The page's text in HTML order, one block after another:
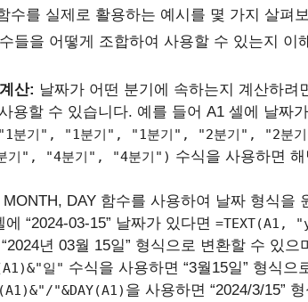
수를 실제로 활용하는 예시를 몇 가지 살펴
들을 어떻게 조합하여 사용할 수 있는지 이
산: 날짜가 어떤 분기에 속하는지 계산하려
용할 수 있습니다. 예를 들어 A1 셀에 날짜
"1분기", "1분기", "1분기", "2분기", "2
기", "4분기", "4분기") 수식을 사용하면
MONTH, DAY 함수를 사용하여 날짜 형식을
“2024-03-15” 날짜가 있다면 =TEXT(A1,
년 03월 15일” 형식으로 변환할 수 있으
일" 수식을 사용하면 “3월15일” 형식으
"&DAY(A1) 을 사용하면 “2024/3/15”